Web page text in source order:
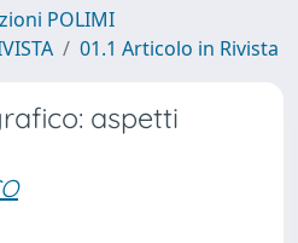
POLIMI
01.1 Articolo in Rivista
aspetti